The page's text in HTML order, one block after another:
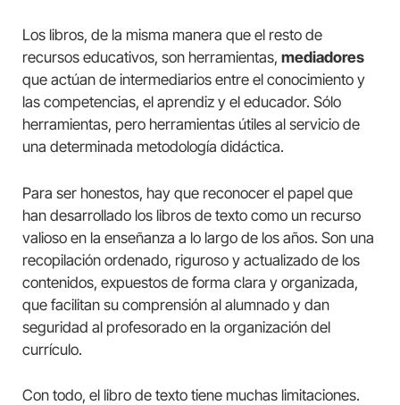
Los libros, de la misma manera que el resto de
recursos educativos, son herramientas, mediadores
que actúan de intermediarios entre el conocimiento y
las competencias, el aprendiz y el educador. Sólo
herramientas, pero herramientas útiles al servicio de
una determinada metodología didáctica.
Para ser honestos, hay que reconocer el papel que
han desarrollado los libros de texto como un recurso
valioso en la enseñanza a lo largo de los años. Son una
recopilación ordenado, riguroso y actualizado de los
contenidos, expuestos de forma clara y organizada,
que facilitan su comprensión al alumnado y dan
seguridad al profesorado en la organización del
currículo.
Con todo, el libro de texto tiene muchas limitaciones.